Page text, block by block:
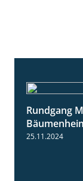
Rundgang
25.11.2024